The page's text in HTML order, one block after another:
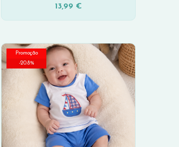
13,99 €
Promoção
-20.8%